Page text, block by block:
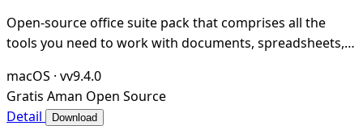
Open-source office suite pack that comprises all the
tools you need to work with documents, spreadsheets,
macOS · vv9.4.0
Gratis Aman Open Source
Detail
Download